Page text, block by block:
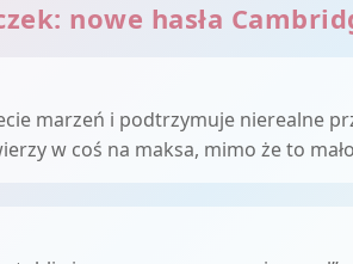
nowe hasła
marzeń i podtrzymuje nierealne
w coś na maksa, mimo że to